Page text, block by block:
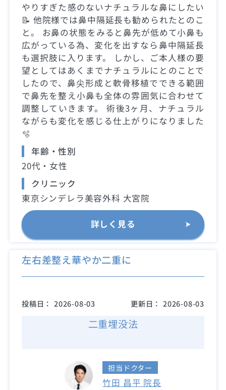
やりすぎた感のないナチュラルな鼻にしたい
📝 他院様では鼻中隔延長も勧められたとのこ
と。 お鼻の状態をみると鼻先が低めて小鼻も
広がっている為、変化を出すなら鼻中隔延長
も選択肢に入ります。 しかし、ご本人様の要
望としてはあくまでナチュラルにとのことで
したので、鼻尖形成と軟骨移植でできる範囲
で鼻先を整え小鼻も全体の雰囲気に合わせて
調整していきます。 術後3ヶ月、ナチュラル
ながらも変化を感じる仕上がりになりました
🫧
年齢・性別
20代・女性
クリニック
東京シンデレラ美容外科 大宮院
詳しく見る
左右差整え華やか二重に
投稿日： 2026-08-03 更新日： 2026-08-03
二重埋没法
担当ドクター
竹田 昌平 院長